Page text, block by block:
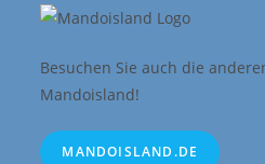
Besuchen Sie auch die
Mandoisland!
MANDOISLAND.DE